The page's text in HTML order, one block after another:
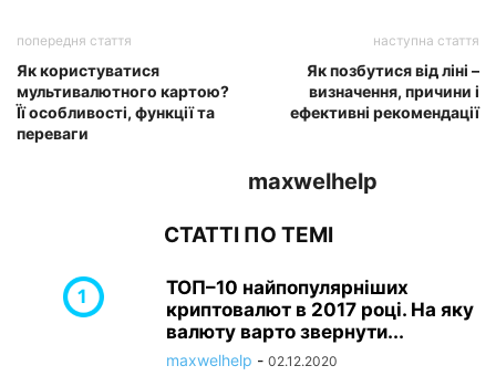
попередня стаття
Як користуватися
мультивалютного картою?
Її особливості, функції та
переваги
наступна стаття
Як позбутися від ліні –
визначення, причини і
ефективні рекомендації
maxwelhelp
СТАТТІ ПО ТЕМІ
ТОП–10 найпопулярніших
криптовалют в 2017 році. На яку
валюту варто звернути...
maxwelhelp - 02.12.2020